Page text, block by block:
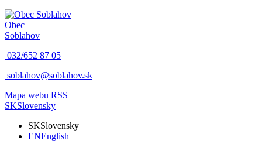
Obec
Soblahov
032/652 87 05
soblahov@soblahov.sk
Mapa webu RSS
SKSlovensky
SKSlovensky
ENEnglish